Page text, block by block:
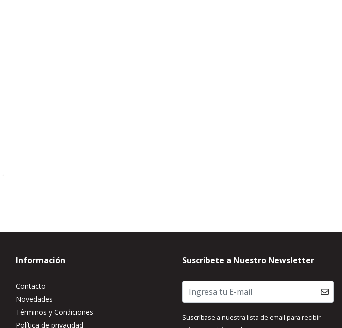
Información
Contacto
Novedades
Términos y Condiciones
Política de privacidad
Suscríbete a Nuestro Newsletter
Suscríbase a nuestra lista de email para recibir